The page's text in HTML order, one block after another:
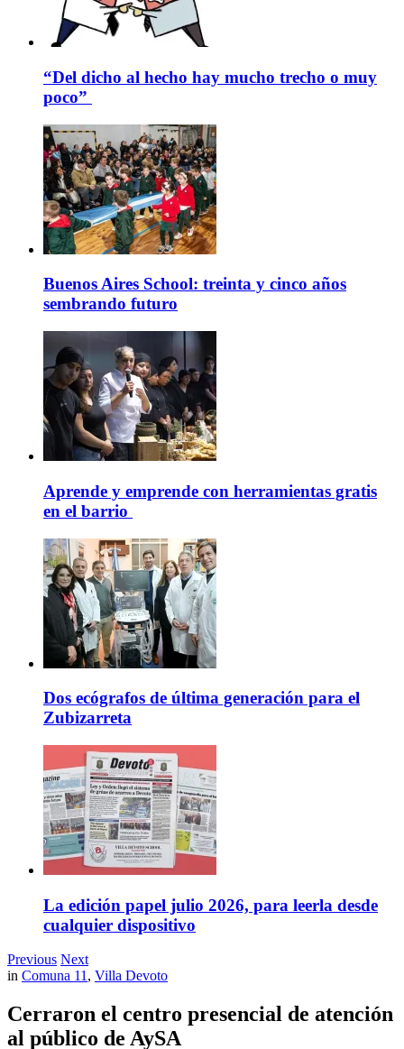
“Del dicho al hecho hay mucho trecho o muy
poco”
Buenos Aires School: treinta y cinco años
sembrando futuro
Aprende y emprende con herramientas gratis
en el barrio
Dos ecógrafos de última generación para el
Zubizarreta
La edición papel julio 2026, para leerla desde
cualquier dispositivo
Previous Next
in Comuna 11, Villa Devoto
Cerraron el centro presencial de atención
al público de AySA